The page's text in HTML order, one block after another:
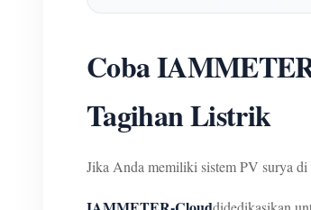
Coba
Tagihan Listrik
Jika Anda memiliki sistem PV surya